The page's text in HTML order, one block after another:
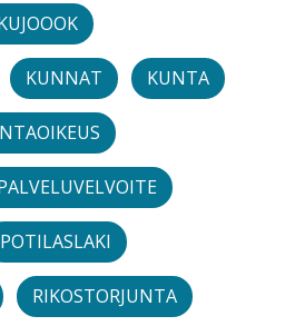
KUNNAT KUNTA
POTILASLAKI
RIKOSTORJUNTA